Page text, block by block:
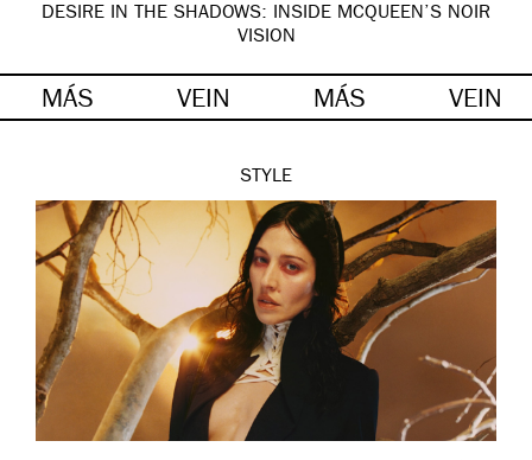
DESIRE IN THE SHADOWS: INSIDE MCQUEEN’S NOIR
VISION
MÁS VEIN MÁS VEIN
STYLE